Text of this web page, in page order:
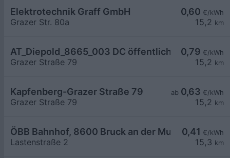
0,60 €/kWh
15,2 km
Elektrotechnik Graff GmbH
Grazer Str. 80a
0,79 €/kWh
15,2 km
AT_Diepold_8665_003 DC öffentlich
Grazer Straße 79
ab 0,63 €/kWh
15,2 km
Kapfenberg-Grazer Straße 79
Grazer Straße 79
0,41 €/kWh
15,3 km
ÖBB Bahnhof, 8600 Bruck an der Mur
Lastenstraße 2